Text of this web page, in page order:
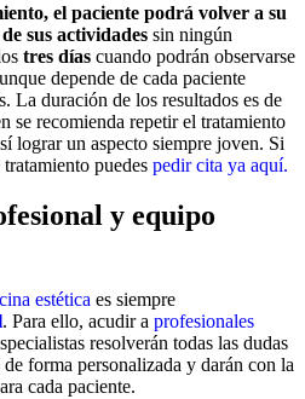
el paciente podrá volver a su
sus actividades sin ningún
tres días cuando podrán observarse
depende de cada paciente
La duración de los resultados es de
se recomienda repetir el tratamiento
lograr un aspecto siempre joven. Si
tratamiento puedes pedir cita ya aquí.
y equipo
estética es siempre
. Para ello, acudir a profesionales
resolverán todas las dudas
forma personalizada y darán con la
cada paciente.